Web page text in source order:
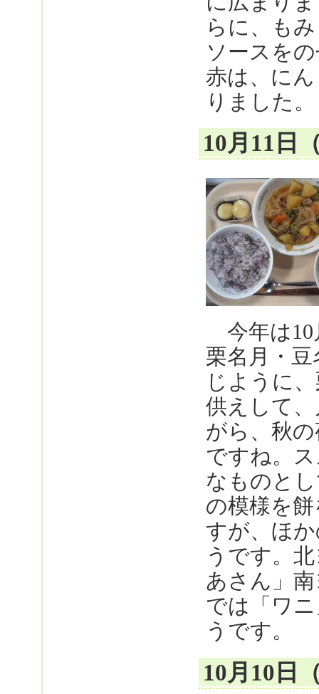
らに、も
ソースを
赤は、に
りました。
10月11日
今年は10
栗名月・
じように
供えして
がら、秋
ですね。
なものと
の模様を
すが、ほ
うです。
あさん」
では「ワ
うです。
10月10日